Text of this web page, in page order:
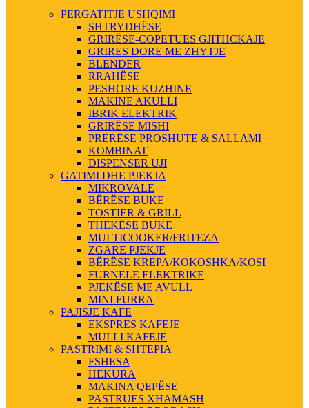
PERGATITJE USHQIMI
SHTRYDHËSE
GRIRËSE-COPETUES GJITHCKAJE
GRIRES DORE ME ZHYTJE
BLENDER
RRAHËSE
PESHORE KUZHINE
MAKINE AKULLI
IBRIK ELEKTRIK
GRIRËSE MISHI
PRERËSE PROSHUTE & SALLAMI
KOMBINAT
DISPENSER UJI
GATIMI DHE PJEKJA
MIKROVALË
BËRËSE BUKE
TOSTIER & GRILL
THEKËSE BUKE
MULTICOOKER/FRITEZA
ZGARE PJEKJE
BËRËSE KREPA/KOKOSHKA/KOSI
FURNELE ELEKTRIKE
PJEKËSE ME AVULL
MINI FURRA
PAJISJE KAFE
EKSPRES KAFEJE
MULLI KAFEJE
PASTRIMI & SHTEPIA
FSHESA
HEKURA
MAKINA QEPËSE
PASTRUES XHAMASH